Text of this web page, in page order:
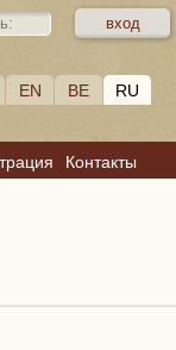
EN BE RU
Контакты